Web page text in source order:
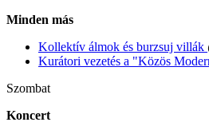
Minden más
Kollektív álmok és burzsuj villák
Kurátori vezetés a "Közös
Szombat
Koncert